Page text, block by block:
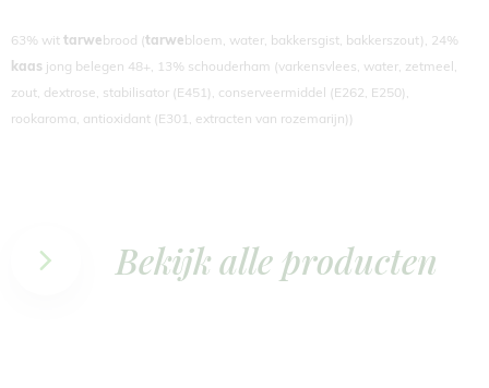
63% wit tarwebrood (tarwebloem, water, bakkersgist, bakkerszout), 24%
kaas jong belegen 48+, 13% schouderham (varkensvlees, water, zetmeel,
zout, dextrose, stabilisator (E451), conserveermiddel (E262, E250),
rookaroma, antioxidant (E301, extracten van rozemarijn))
Bekijk alle producten